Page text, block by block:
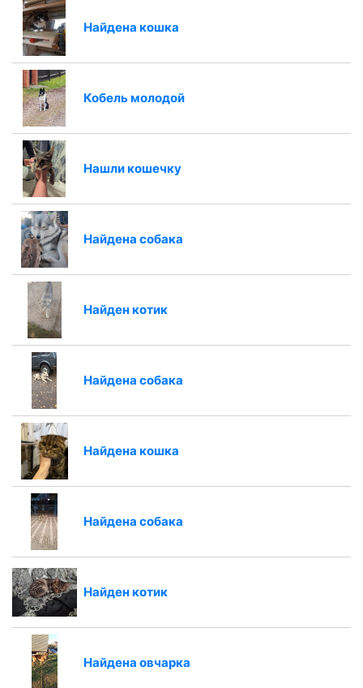
Найдена кошка
Кобель молодой
Нашли кошечку
Найдена собака
Найден котик
Найдена собака
Найдена кошка
Найдена собака
Найден котик
Найдена овчарка